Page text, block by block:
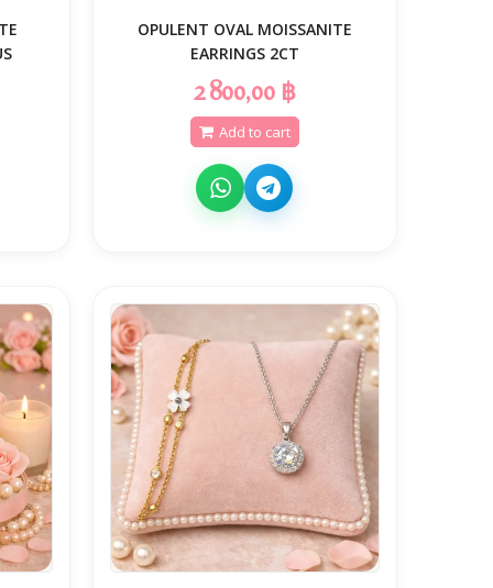
OPULENT OVAL MOISSANITE
EARRINGS 2CT
2 800,00 ฿
Add to cart